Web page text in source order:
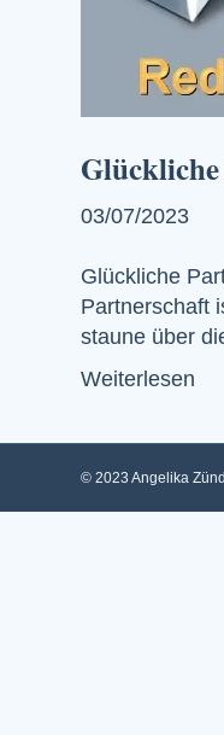
03/07/2023
Glückliche
Partnerschaft
staune über
Weiterlesen
© 2023 Angelika